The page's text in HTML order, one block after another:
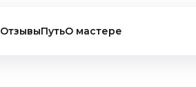
ОтзывыПутьО мастере